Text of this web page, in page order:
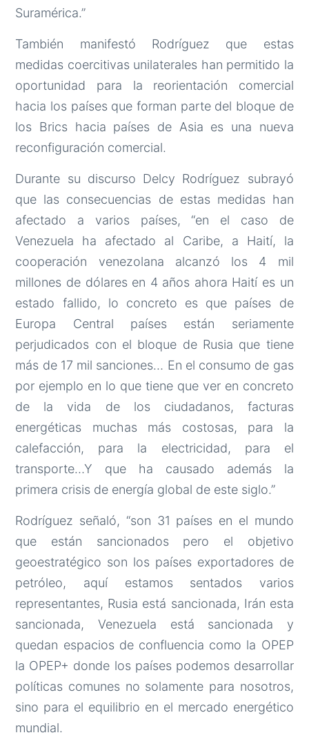
Suramérica.”
También manifestó Rodríguez que estas
medidas coercitivas unilaterales han permitido la
oportunidad para la reorientación comercial
hacia los países que forman parte del bloque de
los Brics hacia países de Asia es una nueva
reconfiguración comercial.
Durante su discurso Delcy Rodríguez subrayó
que las consecuencias de estas medidas han
afectado a varios países, “en el caso de
Venezuela ha afectado al Caribe, a Haití, la
cooperación venezolana alcanzó los 4 mil
millones de dólares en 4 años ahora Haití es un
estado fallido, lo concreto es que países de
Europa Central países están seriamente
perjudicados con el bloque de Rusia que tiene
más de 17 mil sanciones… En el consumo de gas
por ejemplo en lo que tiene que ver en concreto
de la vida de los ciudadanos, facturas
energéticas muchas más costosas, para la
calefacción, para la electricidad, para el
transporte…Y que ha causado además la
primera crisis de energía global de este siglo.”
Rodríguez señaló, “son 31 países en el mundo
que están sancionados pero el objetivo
geoestratégico son los países exportadores de
petróleo, aquí estamos sentados varios
representantes, Rusia está sancionada, Irán esta
sancionada, Venezuela está sancionada y
quedan espacios de confluencia como la OPEP
la OPEP+ donde los países podemos desarrollar
políticas comunes no solamente para nosotros,
sino para el equilibrio en el mercado energético
mundial.